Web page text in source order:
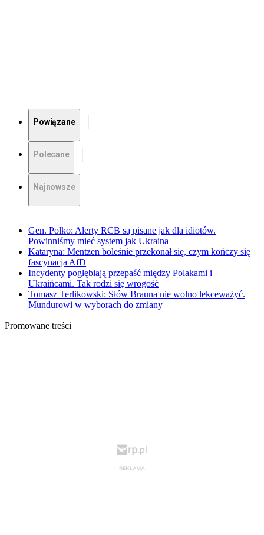
Powiązane
Polecane
Najnowsze
Gen. Polko: Alerty RCB są pisane jak dla idiotów.
Powinniśmy mieć system jak Ukraina
Kataryna: Mentzen boleśnie przekonał się, czym kończy się
fascynacja AfD
Incydenty pogłębiają przepaść między Polakami i
Ukraińcami. Tak rodzi się wrogość
Tomasz Terlikowski: Słów Brauna nie wolno lekceważyć.
Mundurowi w wyborach do zmiany
Promowane treści